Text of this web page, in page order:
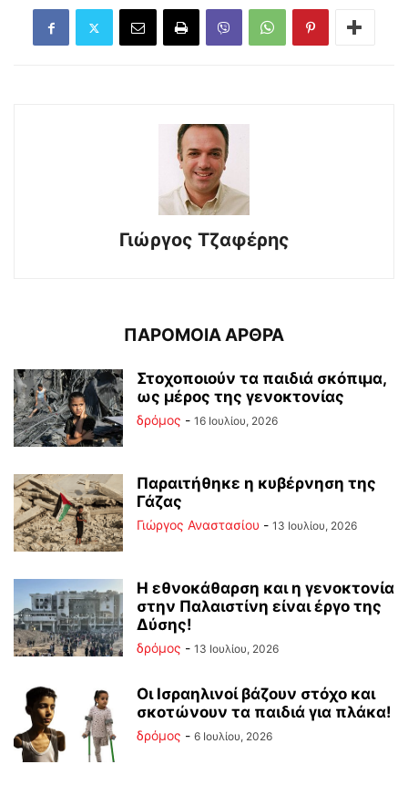
Γιώργος Τζαφέρης
ΠΑΡΟΜΟΙΑ ΑΡΘΡΑ
Στοχοποιούν τα παιδιά σκόπιμα,
ως μέρος της γενοκτονίας
δρόμος - 16 Ιουλίου, 2026
Παραιτήθηκε η κυβέρνηση της
Γάζας
Γιώργος Αναστασίου - 13 Ιουλίου, 2026
Η εθνοκάθαρση και η γενοκτονία
στην Παλαιστίνη είναι έργο της
Δύσης!
δρόμος - 13 Ιουλίου, 2026
Οι Ισραηλινοί βάζουν στόχο και
σκοτώνουν τα παιδιά για πλάκα!
δρόμος - 6 Ιουλίου, 2026